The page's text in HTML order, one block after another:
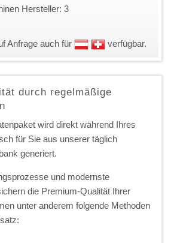
Hersteller: 3
Anfrage auch für verfügbar.
durch regelmäßige
wird direkt während Ihres
für Sie aus unserer täglich
generiert.
und modernste
die Premium-Qualität Ihrer
unter anderem folgende Methoden